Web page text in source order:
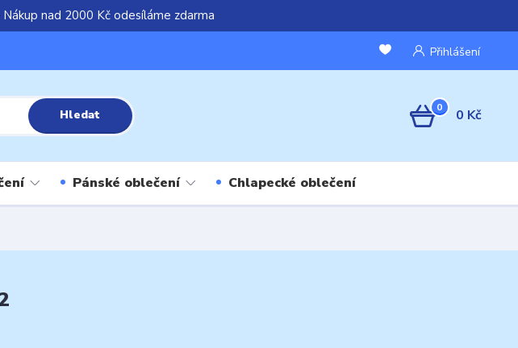
nad 2000 Kč odesíláme zdarma
Přihlášení
Hledat 0 0 Kč
Pánské oblečení Chlapecké oblečení